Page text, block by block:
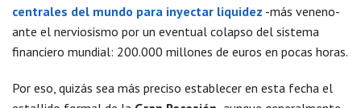
centrales del mundo para inyectar liquidez -más veneno-
ante el nerviosismo por un eventual colapso del sistema
financiero mundial: 200.000 millones de euros en pocas horas.
Por eso, quizás sea más preciso establecer en esta fecha el